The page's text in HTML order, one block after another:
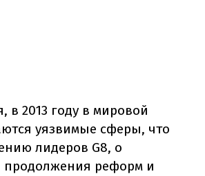
в 2013 году в мировой
уязвимые сферы, что
лидеров G8, о
продолжения реформ и